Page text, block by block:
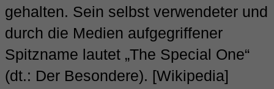
gehalten. Sein selbst verwendeter und
durch die Medien aufgegriffener
Spitzname lautet „The Special One“
(dt.: Der Besondere). [Wikipedia]